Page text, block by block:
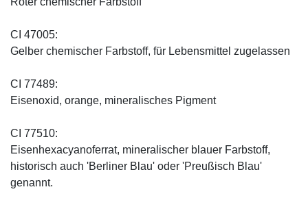
CI 47005:
Gelber chemischer Farbstoff, für Lebensmittel zugelassen
CI 77489:
Eisenoxid, orange, mineralisches Pigment
CI 77510:
Eisenhexacyanoferrat, mineralischer blauer Farbstoff,
historisch auch 'Berliner Blau' oder 'Preußisch Blau'
genannt.